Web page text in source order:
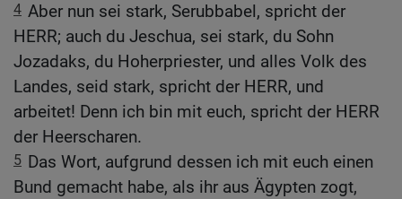
4 Aber nun sei stark, Serubbabel, spricht der
HERR; auch du Jeschua, sei stark, du Sohn
Jozadaks, du Hoherpriester, und alles Volk des
Landes, seid stark, spricht der HERR, und
arbeitet! Denn ich bin mit euch, spricht der HERR
der Heerscharen.
5 Das Wort, aufgrund dessen ich mit euch einen
Bund gemacht habe, als ihr aus Ägypten zogt,